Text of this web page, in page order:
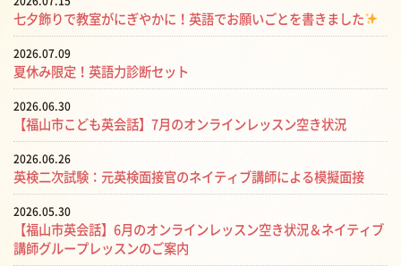
七夕飾りで教室がにぎやかに！英語でお願いごとを書きました
2026.07.09
夏休み限定！英語力診断セット
2026.06.30
【福山市こども英会話】7月のオンラインレッスン空き状況
2026.06.26
英検二次試験：元英検面接官のネイティブ講師による模擬面接
2026.05.30
【福山市英会話】6月のオンラインレッスン空き状況＆ネイティブ
講師グループレッスンのご案内